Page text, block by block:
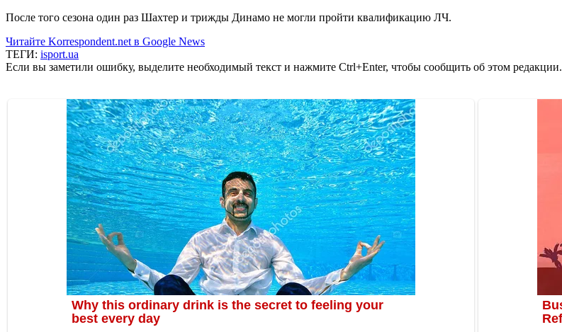
После того сезона один раз Шахтер и трижды Динамо не могли пройти квалификацию ЛЧ.
Читайте Korrespondent.net в Google News
ТЕГИ: isport.ua
Если вы заметили ошибку, выделите необходимый текст и нажмите Ctrl+Enter, чтобы сообщить об этом редакции.